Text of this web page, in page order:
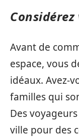
Avant de
espace, vous
idéaux. Avez-
familles qui
Des
ville pour des